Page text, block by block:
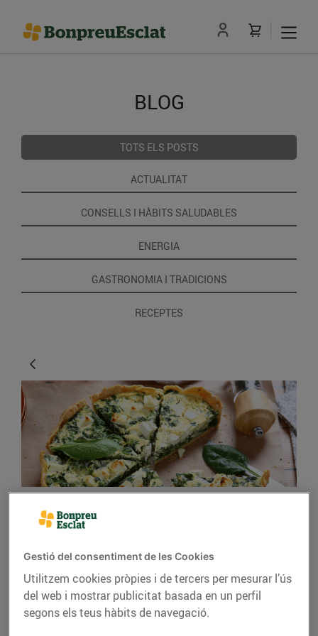
BLOG
TOTS ELS POSTS
ACTUALITAT
CONSELLS I HÀBITS SALUDABLES
ENERGIA
GASTRONOMIA I TRADICIONS
RECEPTES
CONSELLS I HÀBITS SALUDABLES
Menjar verdures és
divertit!
05/de febrer/2021
Gestió del consentiment de les Cookies
Utilitzem cookies pròpies i de tercers per mesurar l’ús
del web i mostrar publicitat basada en un perfil
segons els teus hàbits de navegació.